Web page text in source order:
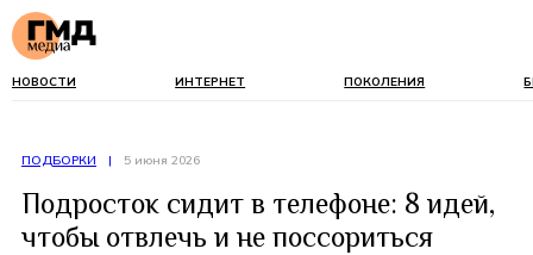
НОВОСТИ ИНТЕРНЕТ ПОКОЛЕНИЯ
ПОДБОРКИ | 5 июня 2026
Подросток сидит в телефоне: 8 идей,
чтобы отвлечь и не поссориться